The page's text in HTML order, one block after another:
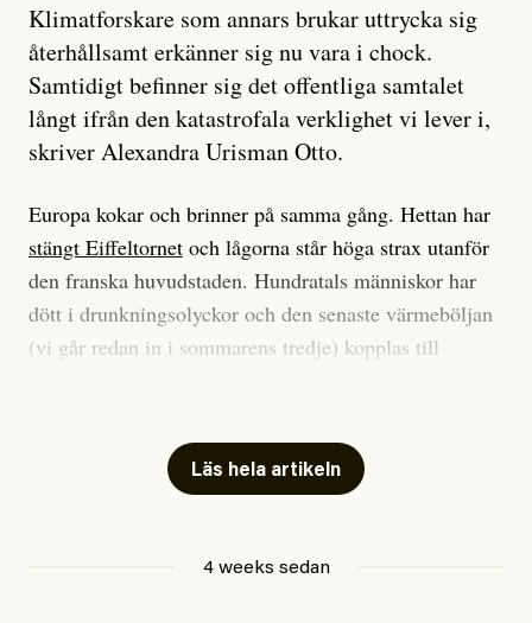
Klimatforskare som annars brukar uttrycka sig
återhållsamt erkänner sig nu vara i chock.
Samtidigt befinner sig det offentliga samtalet
långt ifrån den katastrofala verklighet vi lever i,
skriver Alexandra Urisman Otto.
Europa kokar och brinner på samma gång. Hettan har
stängt Eiffeltornet och lågorna står höga strax utanför
den franska huvudstaden. Hundratals människor har
dött i drunkningsolyckor och den senaste värmeböljan
(vi går redan in i sommarens tredje) kopplas till
Har du också panik i hettan? Känns det som en
mardröm? Bra, allt annat vore fullständigt orimligt.
att han brukar vara ganska återhållsam när han
Läs hela artikeln
4 weeks sedan